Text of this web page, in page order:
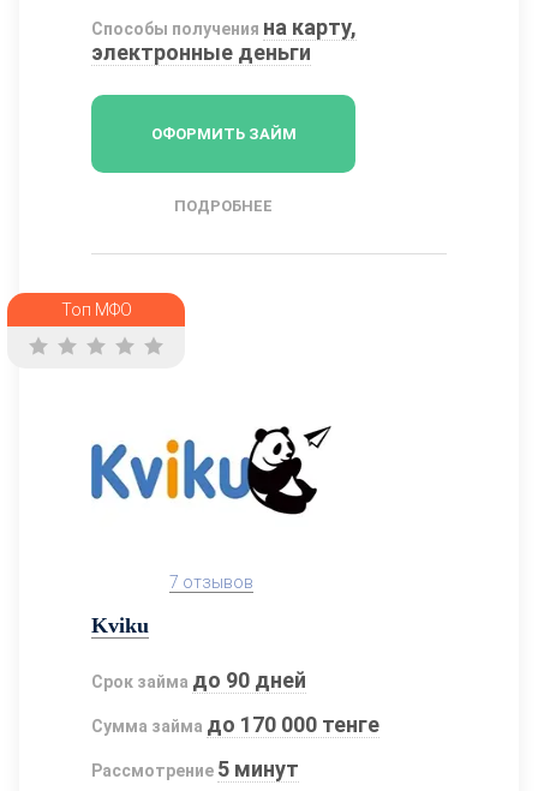
Способы получения на карту,
электронные деньги
ОФОРМИТЬ ЗАЙМ
ПОДРОБНЕЕ
Топ МФО
7 отзывов
Kviku
Срок займа до 90 дней
Сумма займа до 170 000 тенге
Рассмотрение 5 минут